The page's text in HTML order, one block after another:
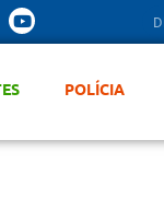
POLÍCIA